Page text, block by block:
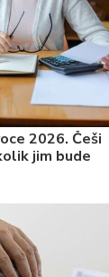
2026. Češi
jim bude